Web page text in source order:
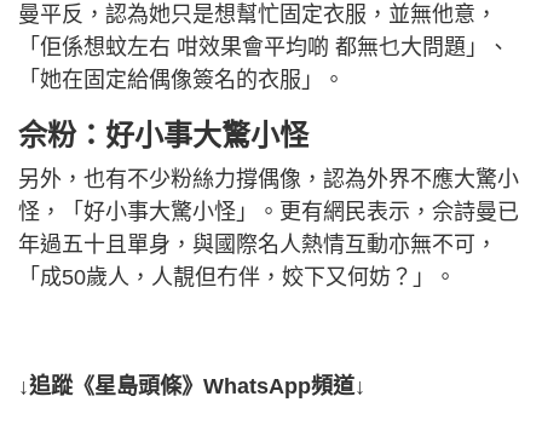
曼平反，認為她只是想幫忙固定衣服，並無他意，
「佢係想蚊左右 咁效果會平均啲 都無乜大問題」、
「她在固定給偶像簽名的衣服」。
佘粉：好小事大驚小怪
另外，也有不少粉絲力撐偶像，認為外界不應大驚小
怪，「好小事大驚小怪」。更有網民表示，佘詩曼已
年過五十且單身，與國際名人熱情互動亦無不可，
「成50歲人，人靚但冇伴，姣下又何妨？」。
↓追蹤《星島頭條》WhatsApp頻道↓